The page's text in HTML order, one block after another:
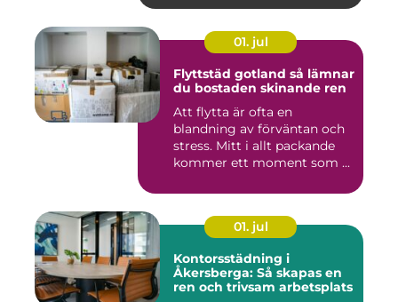
01. jul
Flyttstäd gotland så lämnar
du bostaden skinande ren
Att flytta är ofta en
blandning av förväntan och
stress. Mitt i allt packande
kommer ett moment som ...
01. jul
Kontorsstädning i
Åkersberga: Så skapas en
ren och trivsam arbetsplats